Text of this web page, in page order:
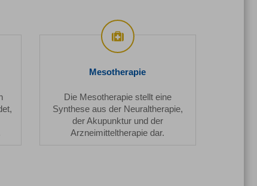
Mesotherapie
Mesotherapie
Die Mesotherapie stellt eine
Synthese aus der Neuraltherapie,
der Akupunktur und der
Arzneimitteltherapie dar.